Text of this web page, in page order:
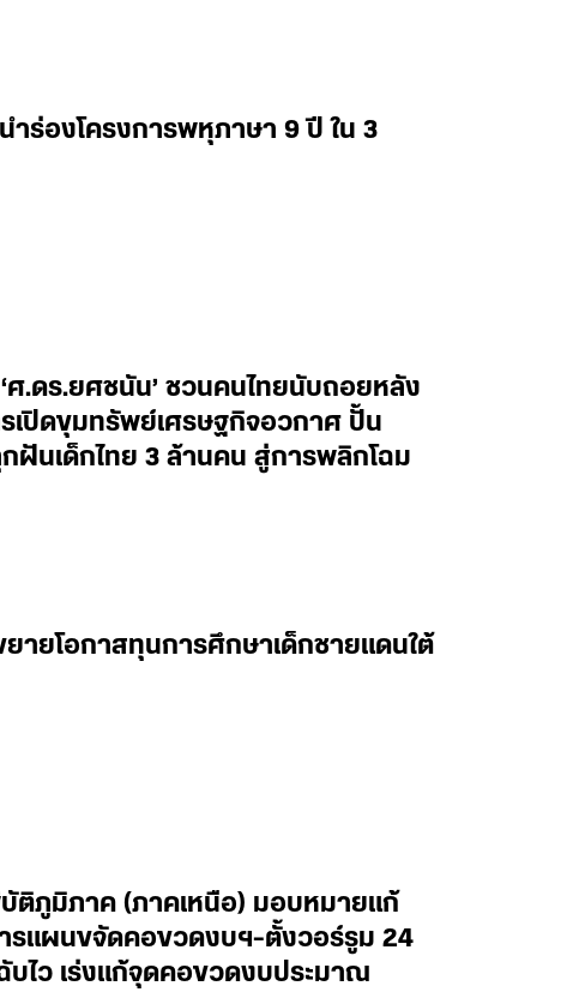
ร่องโครงการพหุภาษา 9 ปี ใน 3
ศ.ดร.ยศชนัน’ ชวนคนไทยนับถอยหลัง
เปิดขุมทรัพย์เศรษฐกิจอวกาศ ปั้น
นเด็กไทย 3 ล้านคน สู่การพลิกโฉม
ายโอกาสทุนการศึกษาเด็กชายแดนใต้
ติภูมิภาค (ภาคเหนือ) มอบหมายแก้
รแผนขจัดคอขวดงบฯ-ตั้งวอร์รูม 24
บไว เร่งแก้จุดคอขวดงบประมาณ